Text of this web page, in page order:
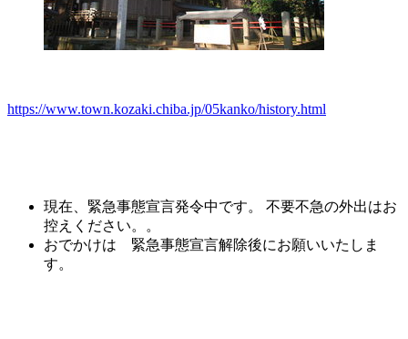
https://www.town.kozaki.chiba.jp/05kanko/history.html
現在、緊急事態宣言発令中です。 不要不急の外出はお
控えください。。
おでかけは 緊急事態宣言解除後にお願いいたしま
す。